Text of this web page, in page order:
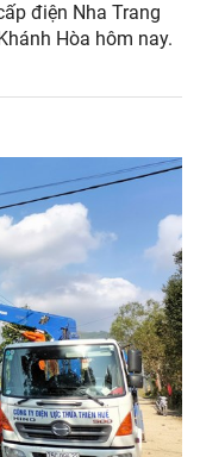
điện Nha Trang
Hòa hôm nay.